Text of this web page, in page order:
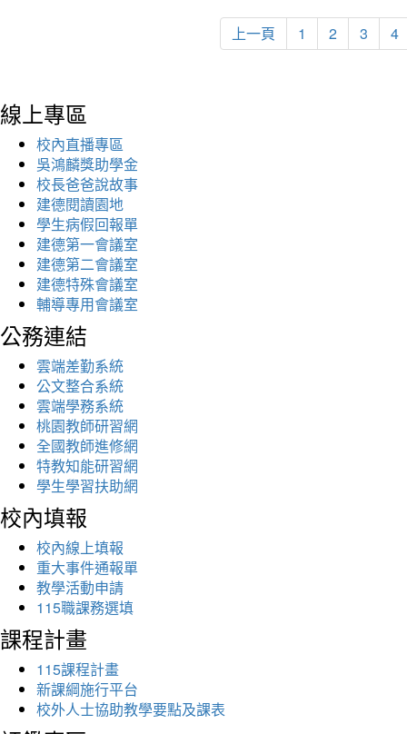
上一頁 1 2 3 4
線上專區
校內直播專區
吳鴻麟獎助學金
校長爸爸說故事
建德閱讀園地
學生病假回報單
建德第一會議室
建德第二會議室
建德特殊會議室
輔導專用會議室
公務連結
雲端差勤系統
公文整合系統
雲端學務系統
桃園教師研習網
全國教師進修網
特教知能研習網
學生學習扶助網
校內填報
校內線上填報
重大事件通報單
教學活動申請
115職課務選填
課程計畫
115課程計畫
新課綱施行平台
校外人士協助教學要點及課表